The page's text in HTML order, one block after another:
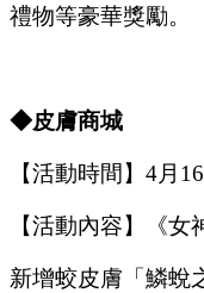
禮物等豪華獎勵。
◆皮膚商城
【活動時間】 4月 16
【活動內容】 《
新增蛟皮膚「鱗蛻